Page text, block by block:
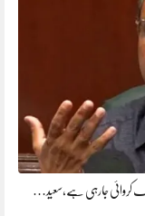
کروائی جارہی ہے،سعید…